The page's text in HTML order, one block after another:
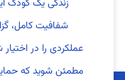
زندگی یک کودک
شفافیت کامل،
عملکردی را در
مطمئن شوید که